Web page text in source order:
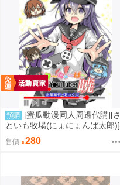
預購 [蜜瓜動漫同人周邊代購][さ
といも牧場(にょにょんば太郎)]
帰ってきた ゆ～ちゅ～ば～
暁 企業案件・ゆっくり編(艦隊
售價 280